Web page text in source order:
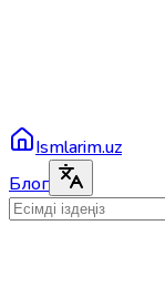
Ismlarim.uz
Блог